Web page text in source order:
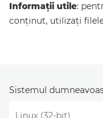
Informaţii utile:
conţinut, utilizaţi
Sistemul